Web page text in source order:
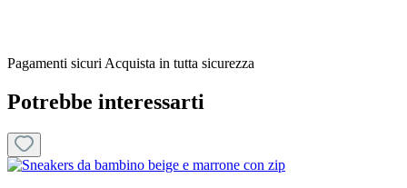
Pagamenti sicuri Acquista in tutta sicurezza
Potrebbe interessarti